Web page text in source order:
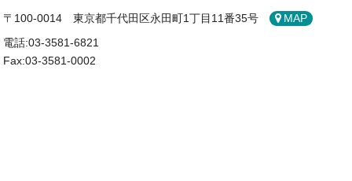
〒100-0014 東京都千代田区永田町1丁目11番35号
MAP
電話:03-3581-6821
Fax:03-3581-0002